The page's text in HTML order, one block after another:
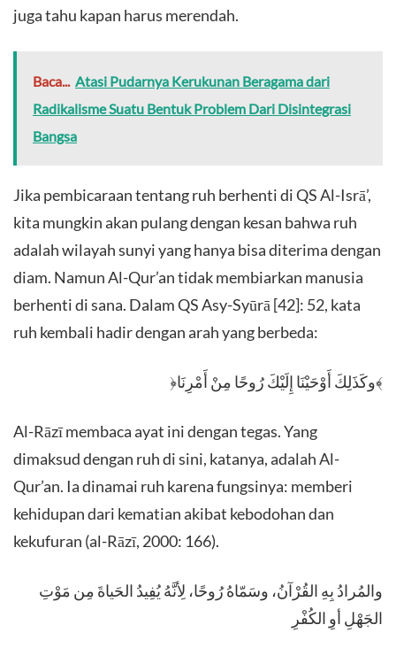
juga tahu kapan harus merendah.
Baca... Atasi Pudarnya Kerukunan Beragama dari
Radikalisme Suatu Bentuk Problem Dari Disintegrasi
Bangsa
Jika pembicaraan tentang ruh berhenti di QS Al-Isrā’,
kita mungkin akan pulang dengan kesan bahwa ruh
adalah wilayah sunyi yang hanya bisa diterima dengan
diam. Namun Al-Qur’an tidak membiarkan manusia
berhenti di sana. Dalam QS Asy-Syūrā [42]: 52, kata
ruh kembali hadir dengan arah yang berbeda:
﴿وكَذَلِكَ أَوْحَيْنَا إِلَيْكَ رُوحًا مِنْ أَمْرِنَا﴾
Al-Rāzī membaca ayat ini dengan tegas. Yang
dimaksud dengan ruh di sini, katanya, adalah Al-
Qur’an. Ia dinamai ruh karena fungsinya: memberi
kehidupan dari kematian akibat kebodohan dan
kekufuran (al-Rāzī, 2000: 166).
والمُرادُ بِهِ القُرْآنُ، وسَمّاهُ رُوحًا، لِأنَّهُ يُفِيدُ الحَياةَ مِن مَوْتِ
الجَهْلِ أوِ الكُفْرِ